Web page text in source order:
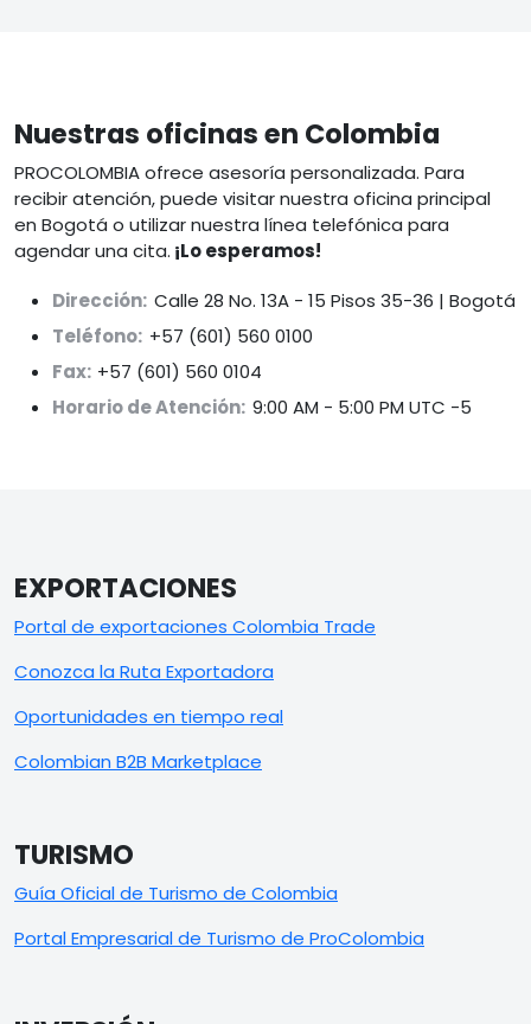
Nuestras oficinas en Colombia
PROCOLOMBIA ofrece asesoría personalizada. Para
recibir atención, puede visitar nuestra oficina principal
en Bogotá o utilizar nuestra línea telefónica para
agendar una cita. ¡Lo esperamos!
Dirección: Calle 28 No. 13A - 15 Pisos 35-36 | Bogotá
Teléfono: +57 (601) 560 0100
Fax: +57 (601) 560 0104
Horario de Atención: 9:00 AM - 5:00 PM UTC -5
EXPORTACIONES
Portal de exportaciones Colombia Trade
Conozca la Ruta Exportadora
Oportunidades en tiempo real
Colombian B2B Marketplace
TURISMO
Guía Oficial de Turismo de Colombia
Portal Empresarial de Turismo de ProColombia